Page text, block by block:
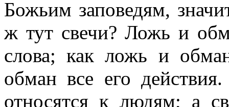
Божьим заповедям,
ж тут свечи? Ложь и
слова; как ложь и
обман все его
относятся к людям; а